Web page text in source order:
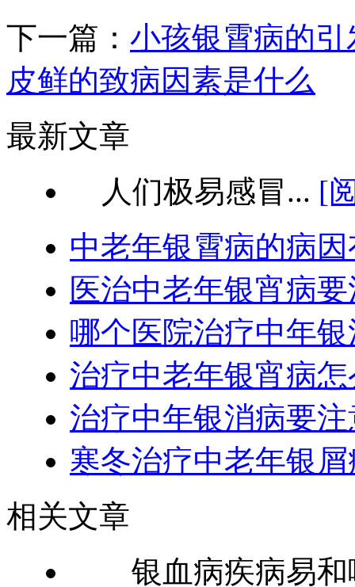
下一篇： 小孩银霄病的
皮鲜的致病因素是什么
最新文章
人们极易感冒... [
中老年银霄病的病
医治中老年银宵病
哪个医院治疗中年
治疗中老年银宵病
治疗中年银消病要
寒冬治疗中老年银
相关文章
银血病疾病易和